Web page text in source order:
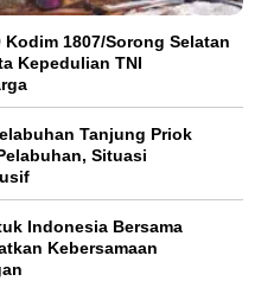
Kodim 1807/Sorong Selatan
Kepedulian TNI
Tanjung Priok
Situasi
Indonesia Bersama
Kebersamaan